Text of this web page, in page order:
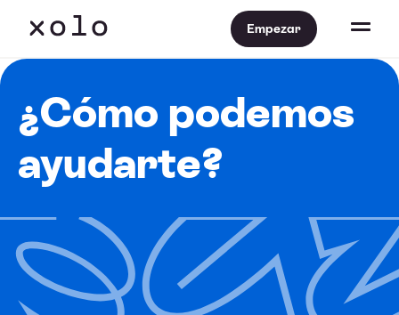
Empezar
¿Cómo podemos
ayudarte?